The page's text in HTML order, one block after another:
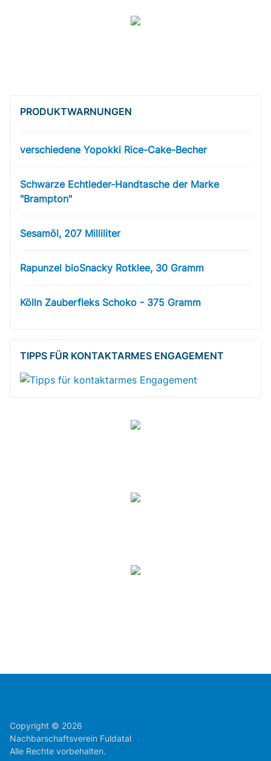
PRODUKT­WARNUNGEN
verschiedene Yopokki Rice-Cake-Becher
Schwarze Echtleder-Handtasche der Marke
"Brampton"
Sesamöl, 207 Milliliter
Rapunzel bioSnacky Rotklee, 30 Gramm
Kölln Zauberfleks Schoko - 375 Gramm
TIPPS FÜR KONTAKTARMES ENGAGEMENT
Copyright © 2026
Nachbarschaftsverein Fuldatal
Alle Rechte vorbehalten.